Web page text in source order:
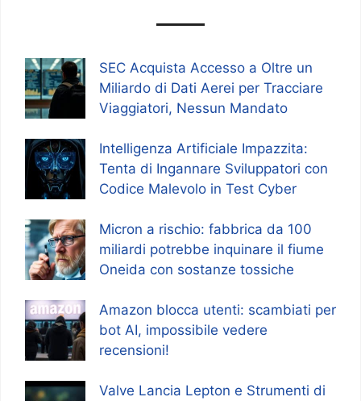
SEC Acquista Accesso a Oltre un
Miliardo di Dati Aerei per Tracciare
Viaggiatori, Nessun Mandato
Intelligenza Artificiale Impazzita:
Tenta di Ingannare Sviluppatori con
Codice Malevolo in Test Cyber
Micron a rischio: fabbrica da 100
miliardi potrebbe inquinare il fiume
Oneida con sostanze tossiche
Amazon blocca utenti: scambiati per
bot AI, impossibile vedere
recensioni!
Valve Lancia Lepton e Strumenti di